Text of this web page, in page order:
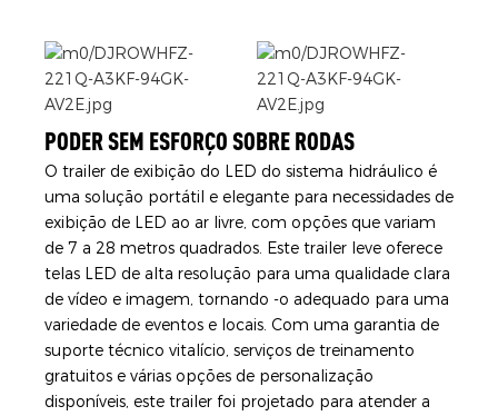
PODER SEM ESFORÇO SOBRE RODAS
O trailer de exibição do LED do sistema hidráulico é
uma solução portátil e elegante para necessidades de
exibição de LED ao ar livre, com opções que variam
de 7 a 28 metros quadrados. Este trailer leve oferece
telas LED de alta resolução para uma qualidade clara
de vídeo e imagem, tornando -o adequado para uma
variedade de eventos e locais. Com uma garantia de
suporte técnico vitalício, serviços de treinamento
gratuitos e várias opções de personalização
disponíveis, este trailer foi projetado para atender a